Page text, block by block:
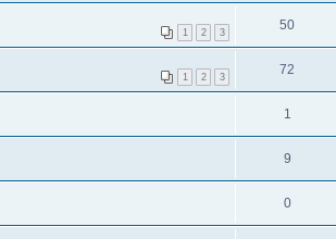
1 2 3 50
1 2 3 72
1
9
0